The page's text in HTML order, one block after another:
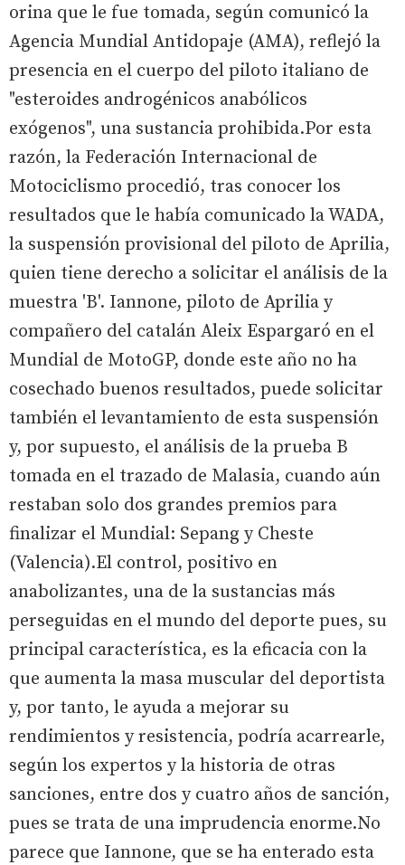
orina que le fue tomada, según comunicó la
Agencia Mundial Antidopaje (AMA), reflejó la
presencia en el cuerpo del piloto italiano de
"esteroides androgénicos anabólicos
exógenos", una sustancia prohibida.Por esta
razón, la Federación Internacional de
Motociclismo procedió, tras conocer los
resultados que le había comunicado la WADA,
la suspensión provisional del piloto de Aprilia,
quien tiene derecho a solicitar el análisis de la
muestra 'B'. Iannone, piloto de Aprilia y
compañero del catalán Aleix Espargaró en el
Mundial de MotoGP, donde este año no ha
cosechado buenos resultados, puede solicitar
también el levantamiento de esta suspensión
y, por supuesto, el análisis de la prueba B
tomada en el trazado de Malasia, cuando aún
restaban solo dos grandes premios para
finalizar el Mundial: Sepang y Cheste
(Valencia).El control, positivo en
anabolizantes, una de la sustancias más
perseguidas en el mundo del deporte pues, su
principal característica, es la eficacia con la
que aumenta la masa muscular del deportista
y, por tanto, le ayuda a mejorar su
rendimientos y resistencia, podría acarrearle,
según los expertos y la historia de otras
sanciones, entre dos y cuatro años de sanción,
pues se trata de una imprudencia enorme.No
parece que Iannone, que se ha enterado esta